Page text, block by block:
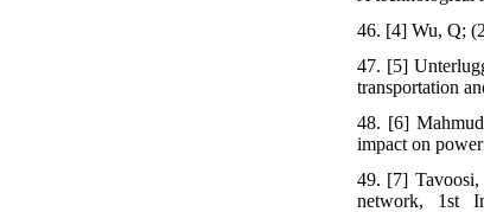
46. [4] Wu, Q;
47. [5]
transportation
48. [6]
impact on
49. [7]
network, 1st